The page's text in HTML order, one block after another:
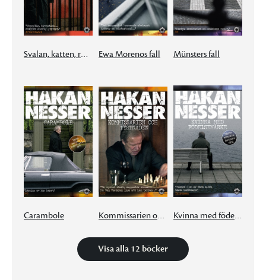
Svalan, katten, rosen, döden Ewa Morenos fall Münsters fall
Carambole Kommissarien och tystnaden Kvinna med födelsemärke
Visa alla 12 böcker